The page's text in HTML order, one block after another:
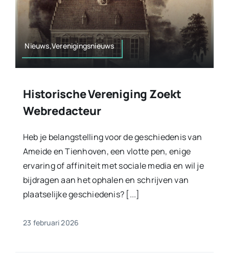
Nieuws,Verenigingsnieuws
Historische Vereniging Zoekt
Webredacteur
Heb je belangstelling voor de geschiedenis van
Ameide en Tienhoven, een vlotte pen, enige
ervaring of affiniteit met sociale media en wil je
bijdragen aan het ophalen en schrijven van
plaatselijke geschiedenis? [...]
23 februari 2026